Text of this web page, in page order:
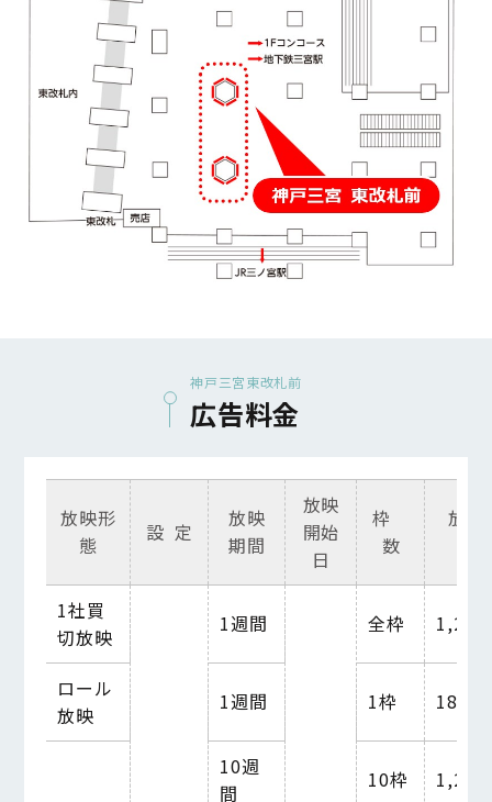
神戸三宮東改札前
広告料金
放映形
態
設 定
放映
期間
放映
開始
日
枠
数
放映
1社買
切放映
1週間 全枠
ロール
放映
1週間 1枠
10週
間
10枠